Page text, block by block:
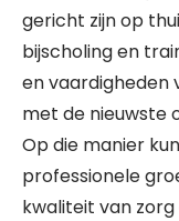
gericht zijn op
bijscholing en
en
met de nieuwste
Op die manier
professionele
kwaliteit van